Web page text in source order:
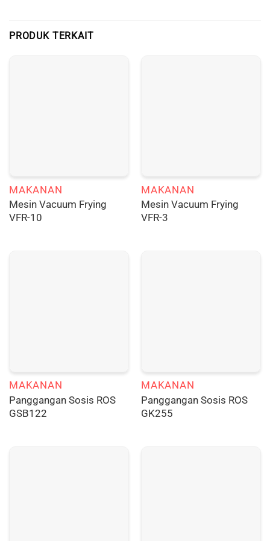
PRODUK TERKAIT
MAKANAN
Mesin Vacuum Frying
VFR-10
MAKANAN
Mesin Vacuum Frying
VFR-3
MAKANAN
Panggangan Sosis ROS
GSB122
MAKANAN
Panggangan Sosis ROS
GK255